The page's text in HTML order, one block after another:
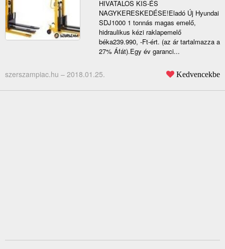
HIVATALOS KIS-ÉS
NAGYKERESKEDÉSE!Eladó Új Hyundai
SDJ1000 1 tonnás magas emelő,
hidraulikus kézi raklapemelő
béka239.990, -Ft-ért. (az ár tartalmazza a
27% Áfát).Egy év garanci...
szerszampiac.hu – 2018.01.25. Kedvencekbe